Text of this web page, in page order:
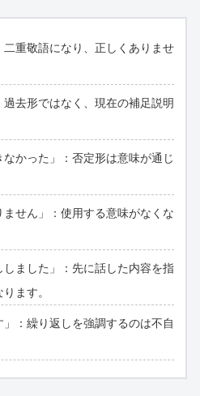
二重敬語になり、正しくありませ
過去形ではなく、現在の補足説明
なかった」：否定形は意味が通じ
ません」：使用する意味がなくな
しました」：先に話した内容を指
ます。
」：繰り返しを強調するのは不自